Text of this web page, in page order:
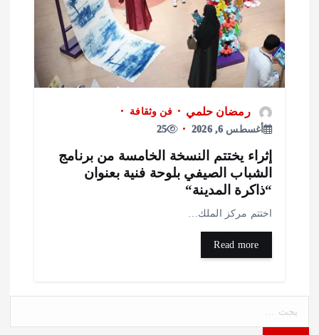
رمضان حلمي
فن وثقافة
أغسطس 6, 2026
25
يختتم النسخة الخامسة من برنامج
الصيفي بلوحة فنية بعنوان
المدينة“
مركز الملك…